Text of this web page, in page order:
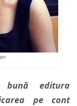
editura
pe cont